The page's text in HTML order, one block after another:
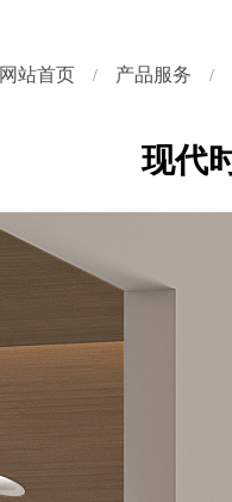
网站首页 / 产品服务 /
现代